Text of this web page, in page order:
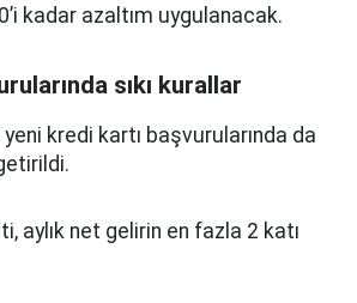
kadar azaltım uygulanacak.
sıkı kurallar
yeni kredi kartı başvurularında da
aylık net gelirin en fazla 2 katı